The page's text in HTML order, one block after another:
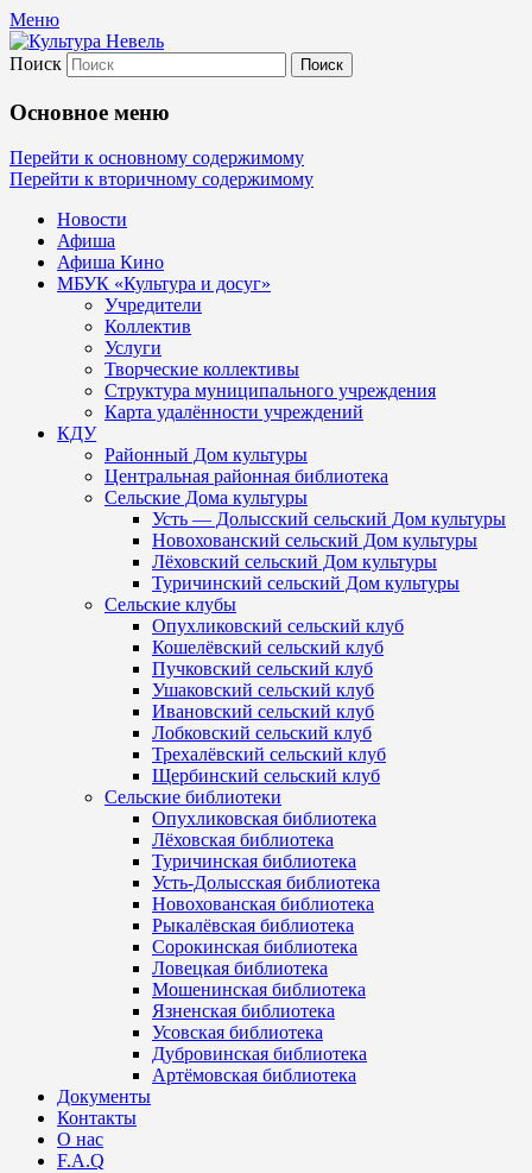
Меню
Культура Невель
МБУК Невельского района "Культура
и досуг"
Поиск
Основное меню
Перейти к основному содержимому
Перейти к вторичному содержимому
Новости
Афиша
Афиша Кино
МБУК «Культура и досуг»
Учредители
Коллектив
Услуги
Творческие коллективы
Структура муниципального учреждения
Карта удалённости учреждений
КДУ
Районный Дом культуры
Центральная районная библиотека
Сельские Дома культуры
Усть — Долысский сельский Дом культуры
Новохованский сельский Дом культуры
Лёховский сельский Дом культуры
Туричинский сельский Дом культуры
Сельские клубы
Опухликовский сельский клуб
Кошелёвский сельский клуб
Пучковский сельский клуб
Ушаковский сельский клуб
Ивановский сельский клуб
Лобковский сельский клуб
Трехалёвский сельский клуб
Щербинский сельский клуб
Сельские библиотеки
Опухликовская библиотека
Лёховская библиотека
Туричинская библиотека
Усть-Долысская библиотека
Новохованская библиотека
Рыкалёвская библиотека
Сорокинская библиотека
Ловецкая библиотека
Мошенинская библиотека
Язненская библиотека
Усовская библиотека
Дубровинская библиотека
Артёмовская библиотека
Документы
Контакты
О нас
F.A.Q